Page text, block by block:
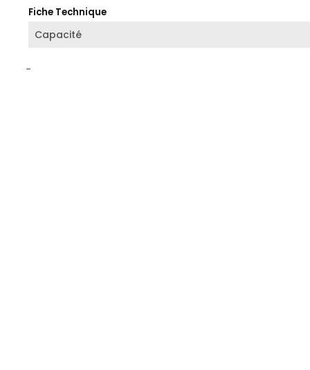
Fiche Technique
Capacité
-